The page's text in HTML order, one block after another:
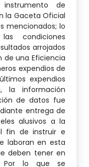
de
la Gaceta Oficial
mencionados; lo
condiciones
arrojados
una Eficiencia
expendios de
expendios
la información
de datos fue
entrega de
alusivos a la
fin de instruir e
laboran en esta
deben tener en
Por lo que se